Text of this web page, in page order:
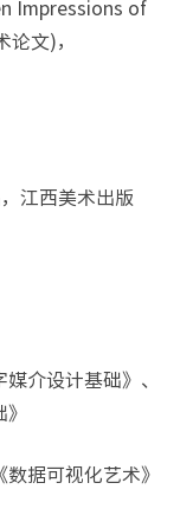
Impressions of
文)，
江西美术出版
介设计基础》、
据可视化艺术》